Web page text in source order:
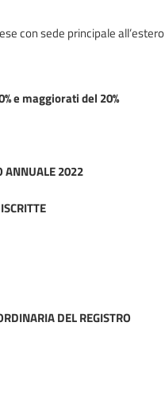
con sede principale all’estero
e maggiorati del 20%
ANNUALE 2022
DEL REGISTRO